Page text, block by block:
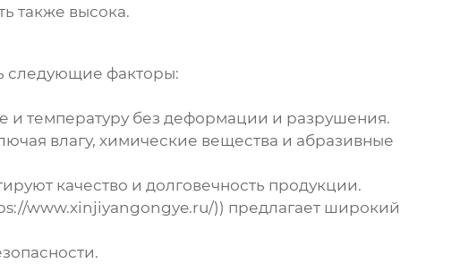
также высока.
следующие факторы:
температуру без деформации и разрушения.
влагу, химические вещества и абразивные
качество и долговечность продукции.
www.xinjiyangongye.ru/)) предлагает широкий